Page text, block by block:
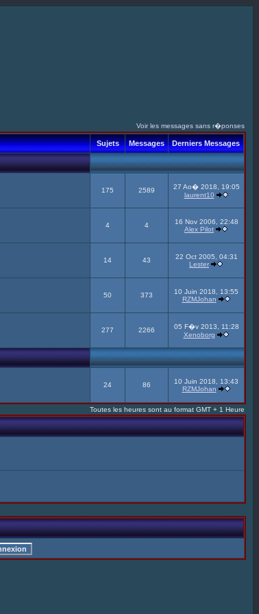
Voir les messages sans r�ponses
Sujets Messages Derniers Messages
175 2589
27 Ao� 2018, 19:05
laurent10
4 4
16 Nov 2006, 22:48
Alex Pilot
14 43
22 Oct 2005, 04:31
Lester
50 373
10 Juin 2018, 13:55
RZMJohan
277 2266
05 F�v 2013, 11:28
Xenoborg
24 86
10 Juin 2018, 13:43
RZMJohan
Toutes les heures sont au format GMT + 1 Heure